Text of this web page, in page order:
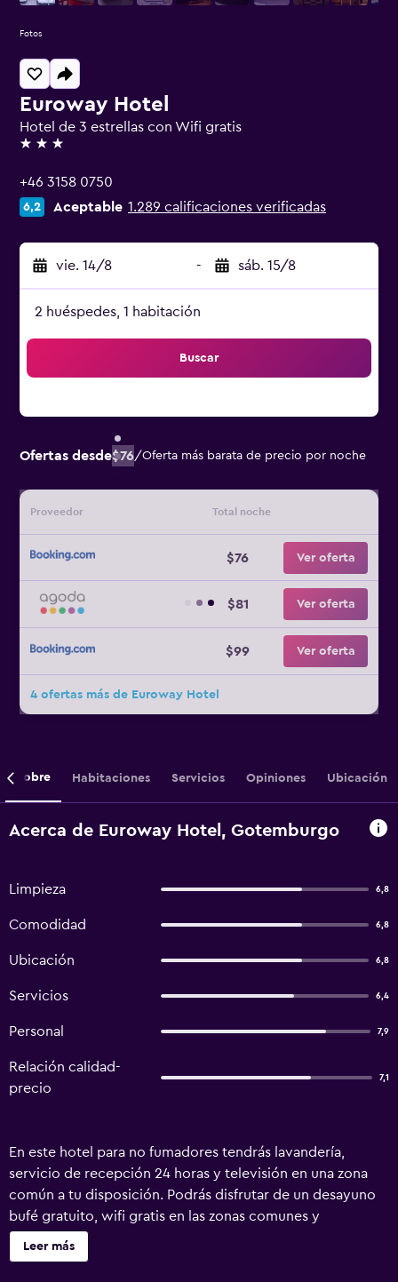
Euroway Hotel
Hotel de 3 estrellas con Wifi gratis
3 estrellas
+46 3158 0750
6,2 Aceptable 1.289 calificaciones verificadas
vie. 14/8 - sáb. 15/8
2 huéspedes, 1 habitación
Buscar
Ofertas desde$76/Oferta más barata de precio por noche
Proveedor Total noche
$76 Ver oferta
$81 Ver oferta
$99 Ver oferta
4 ofertas más de Euroway Hotel
Fotos
Sobre Habitaciones Servicios Opiniones Ubicación
Acerca de Euroway Hotel, Gotemburgo
Limpieza 6,8
Comodidad 6,8
Ubicación 6,8
Servicios 6,4
Personal 7,9
Relación calidad-
precio
7,1
En este hotel para no fumadores tendrás lavandería,
servicio de recepción 24 horas y televisión en una zona
común a tu disposición. Podrás disfrutar de un desayuno
bufé gratuito, wifi gratis en las zonas comunes y
aparcamiento gratuito. Otras instalaciones incluyen cajero
o servicios bancarios. Se ofrece servicio de cambio de
Leer más